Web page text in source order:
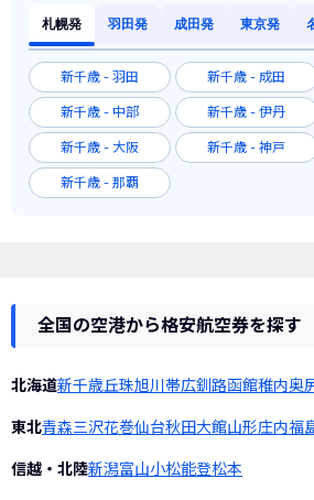
札幌発 羽田発 成田発 東京発
新千歳 - 羽田 新千歳 - 成田
新千歳 - 中部 新千歳 - 伊丹
新千歳 - 大阪 新千歳 - 神戸
新千歳 - 那覇
全国の空港から格安航空券を探す
北海道新千歳丘珠旭川 帯広釧路函館稚内奥
東北青森三沢花巻仙台秋田大館山形庄内福
信越・北陸新潟富山小松能登松本